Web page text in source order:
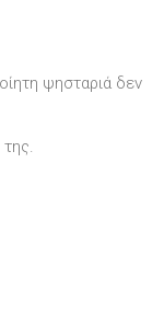
ψησταριά δεν